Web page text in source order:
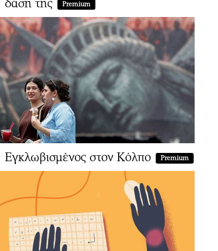
δάση της Premium
Εγκλωβισμένος στον Κόλπο Premium